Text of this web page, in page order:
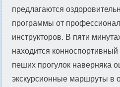
предлагаются
программы от
инструкторов. В пяти
находится
пеших прогулок наверняка
экскурсионные маршруты в